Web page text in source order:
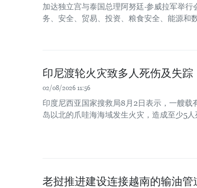
加达独立宫与泰国总理阿努廷·参威拉军举
务、安全、贸易、投资、粮食安全、能源和
印尼渡轮火灾致多人死伤及失踪
02/08/2026 11:56
印度尼西亚国家搜救局8月2日表示，一艘载
岛以北的爪哇海海域发生火灾，造成至少5人
老挝推进建设连接越南的输油管